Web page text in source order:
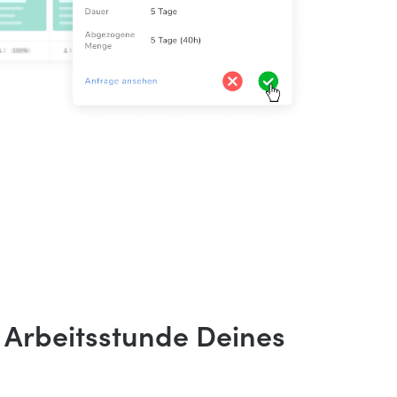
Deines